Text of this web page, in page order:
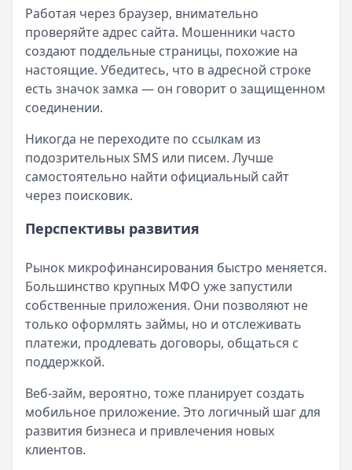
Работая через браузер, внимательно
проверяйте адрес сайта. Мошенники часто
создают поддельные страницы, похожие на
настоящие. Убедитесь, что в адресной строке
есть значок замка — он говорит о защищенном
соединении.
Никогда не переходите по ссылкам из
подозрительных SMS или писем. Лучше
самостоятельно найти официальный сайт
через поисковик.
Перспективы развития
Рынок микрофинансирования быстро меняется.
Большинство крупных МФО уже запустили
собственные приложения. Они позволяют не
только оформлять займы, но и отслеживать
платежи, продлевать договоры, общаться с
поддержкой.
Веб-займ, вероятно, тоже планирует создать
мобильное приложение. Это логичный шаг для
развития бизнеса и привлечения новых
клиентов.